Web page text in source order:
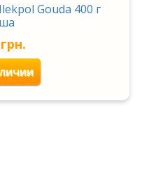
Gouda 400 г
грн.